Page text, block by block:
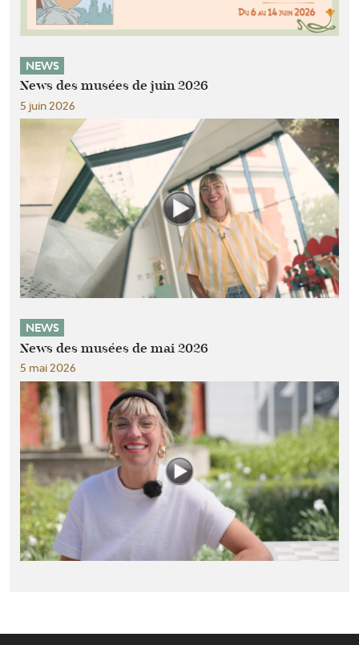
NEWS
News des musées de juin 2026
5 juin 2026
NEWS
News des musées de mai 2026
5 mai 2026